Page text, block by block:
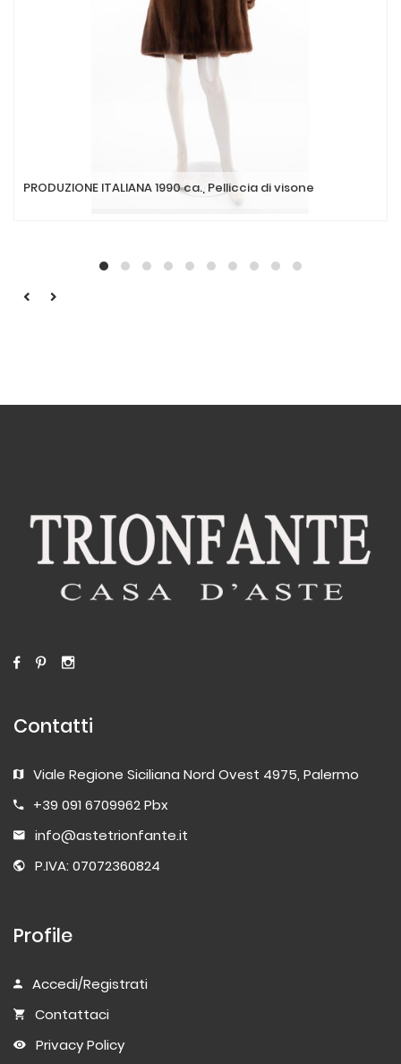
PRODUZIONE ITALIANA 1990 ca., Pelliccia di visone
Contatti
Viale Regione Siciliana Nord Ovest 4975, Palermo
+39 091 6709962 Pbx
info@astetrionfante.it
P.IVA: 07072360824
Profile
Accedi/Registrati
Contattaci
Privacy Policy